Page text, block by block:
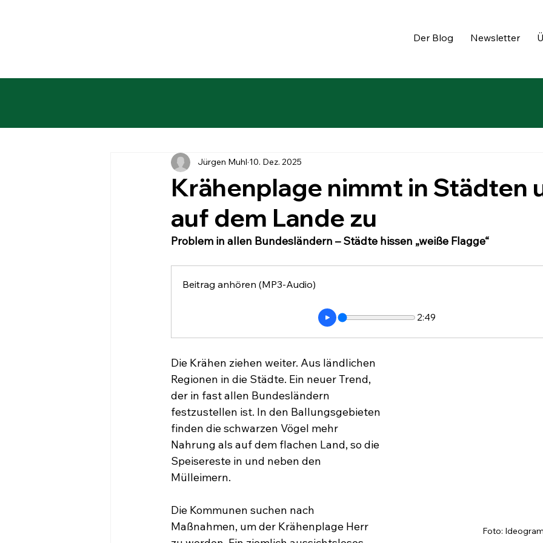
Der Blog Newsletter
Krähenplage nimmt in Städten
auf dem Lande zu
Jürgen Muhl 10. Dez. 2025
Problem in allen Bundesländern – Städte hissen „weiße Flagge“
Beitrag anhören (MP3-Audio)
2:49
Foto:
Die Krähen ziehen weiter. Aus ländlichen
Regionen in die Städte. Ein neuer Trend,
der in fast allen Bundesländern
festzustellen ist. In den Ballungsgebieten
finden die schwarzen Vögel mehr
Nahrung als auf dem flachen Land, so die
Speisereste in und neben den
Mülleimern.
Die Kommunen suchen nach
Maßnahmen, um der Krähenplage Herr